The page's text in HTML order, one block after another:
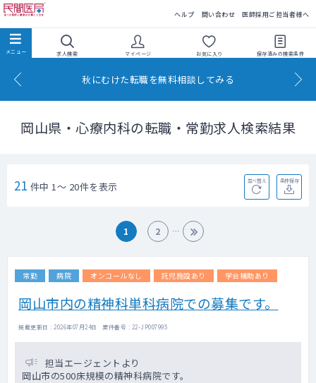
ヘルプ 問い合わせ 医師採用ご担当者様へ
求人検索 マイページ お気に入り 保存済みの検索条件
秋にむけた転職を無料相談してみる
岡山県・心療内科の転職・常勤求人検索結果
21 件中 1～ 20件を表示 並べ替え 条件保存
1 2
常勤 病院 オンコールなし 託児施設あり 学会補助あり
岡山市内の精神科単科病院での募集です。
掲載更新日 : 2026年07月24日 案件番号 : 22-JP007995
担当エージェントより
岡山市の500床規模の精神科病院です。